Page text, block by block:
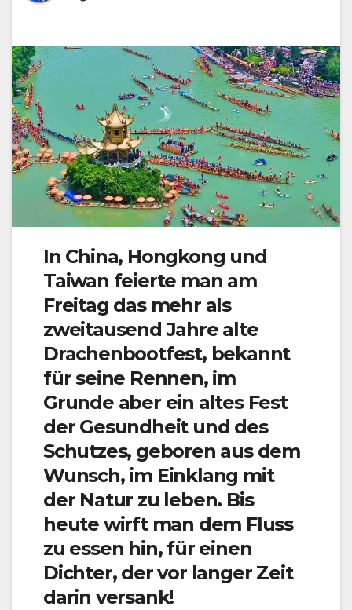
In China, Hongkong und
Taiwan feierte man am
Freitag das mehr als
zweitausend Jahre alte
Drachenbootfest, bekannt
für seine Rennen, im
Grunde aber ein altes Fest
der Gesundheit und des
Schutzes, geboren aus dem
Wunsch, im Einklang mit
der Natur zu leben. Bis
heute wirft man dem Fluss
zu essen hin, für einen
Dichter, der vor langer Zeit
darin versank!